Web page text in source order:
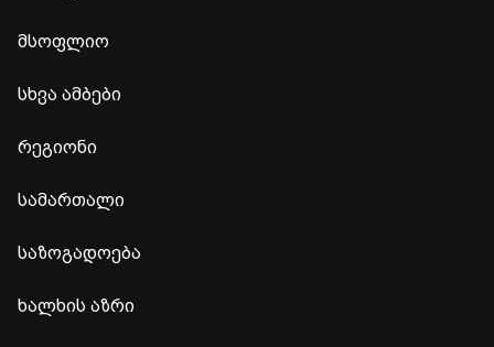
მსოფლიო
სხვა ამბები
რეგიონი
სამართალი
საზოგადოება
ხალხის აზრი